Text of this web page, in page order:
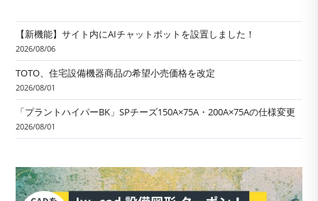
【新機能】サイト内にAIチャットボットを設置しました！
2026/08/06
TOTO、住宅設備機器商品の希望小売価格を改定
2026/08/01
「プラントハイパーBK」SPチーズ150A×75A・200A×75Aの仕様変更
2026/08/01